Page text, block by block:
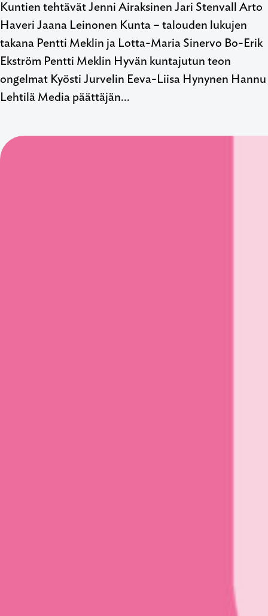
Kuntien tehtävät Jenni Airaksinen Jari Stenvall Arto
Haveri Jaana Leinonen Kunta – talouden lukujen
takana Pentti Meklin ja Lotta-Maria Sinervo Bo-Erik
Ekström Pentti Meklin Hyvän kuntajutun teon
ongelmat Kyösti Jurvelin Eeva-Liisa Hynynen Hannu
Lehtilä Media päättäjän…